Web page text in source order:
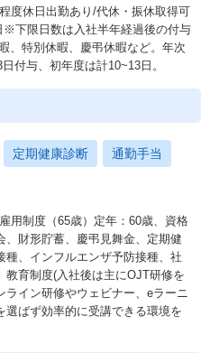
度休日出勤あり/代休・振休取得可
※下限日数は入社半年経過後の付与
、特別休暇、慶弔休暇など。年次
付与、初年度は計10~13日。
定期健康診断 通勤手当
用制度（65歳）定年：60歳、資格
財形貯蓄、慶弔見舞金、定期健
種、インフルエンザ予防接種、社
教育制度(入社後は主にOJT研修を
イン研修やウェビナー、eラーニ
選ばず効率的に受講できる環境を